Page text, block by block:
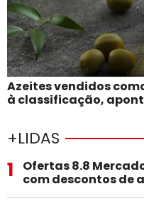
Azeites vendidos
à classificação,
+LIDAS
1
Ofertas 8.8
com descontos de